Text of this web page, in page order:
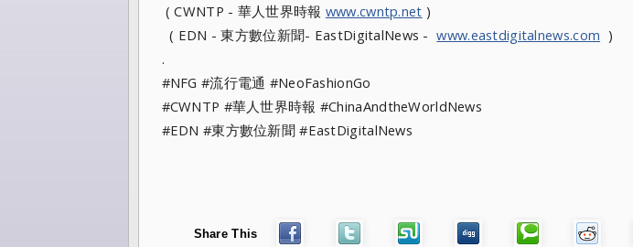
( CWNTP - 華人世界時報 www.cwntp.net )
( EDN - 東方數位新聞- EastDigitalNews -www.eastdigitalnews.com )
.
#NFG #流行電通 #NeoFashionGo
#CWNTP #華人世界時報 #ChinaAndtheWorldNews
#EDN #東方數位新聞 #EastDigitalNews
Share This